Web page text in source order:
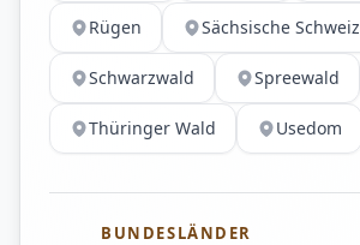
Rügen Sächsische Schweiz
Schwarzwald Spreewald
Thüringer Wald Usedom
BUNDESLÄNDER